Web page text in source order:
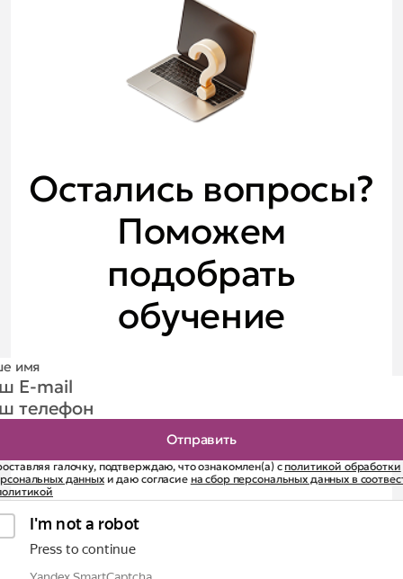
Остались вопросы?
Поможем
подобрать
обучение
галочку, подтверждаю, что ознакомлен(а) с политикой обработки
данныхи даю согласие на сбор персональных данных в